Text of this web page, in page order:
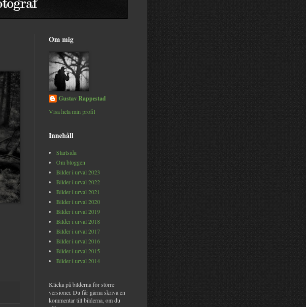
Om mig
Gustav Rappestad
Visa hela min profil
Innehåll
Startsida
Om bloggen
Bilder i urval 2023
Bilder i urval 2022
Bilder i urval 2021
Bilder i urval 2020
Bilder i urval 2019
Bilder i urval 2018
Bilder i urval 2017
Bilder i urval 2016
Bilder i urval 2015
Bilder i urval 2014
Klicka på bilderna för större
versioner. Du får gärna skriva en
kommentar till bilderna, om du